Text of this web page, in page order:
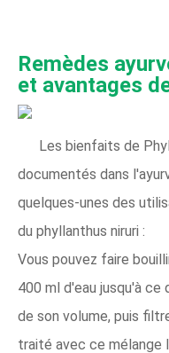
Remèdes
et avantages
Les bienfaits de
documentés dans
quelques-unes des
du phyllanthus niruri :
Vous pouvez faire
400 ml d'eau jusqu'à
de son volume, puis
traité avec ce mélange